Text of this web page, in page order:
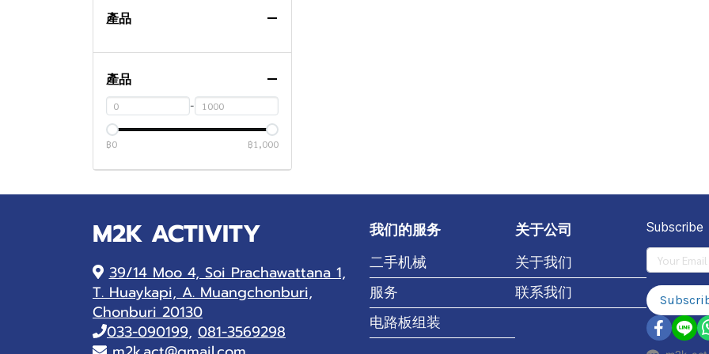
SMT Equipment
Sticky roll
Splice Tape
3 Hole
SMT Wiper rose sheet
刮水卷
輸送帶
PCB SMT 料架
Others
產品
產品
-
฿0 ฿1,000
M2K ACTIVITY
39/14 Moo 4, Soi Prachawattana 1,
T. Huaykapi, A. Muangchonburi,
Chonburi 20130
033-090199, 081-3569298
我们的服务
二手机械
服务
电路板组装
关于公司
关于我们
联系我们
Subscribe